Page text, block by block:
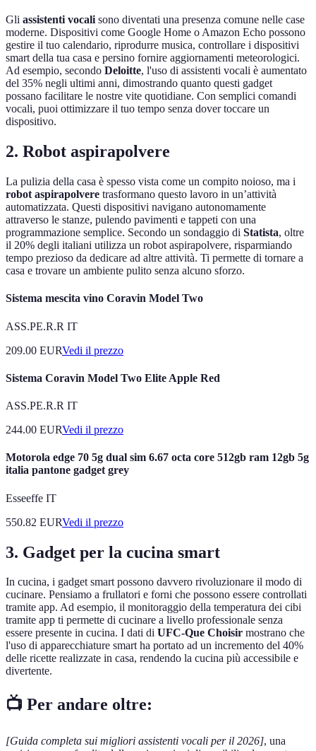
Gli assistenti vocali sono diventati una presenza comune nelle case
moderne. Dispositivi come Google Home o Amazon Echo possono
gestire il tuo calendario, riprodurre musica, controllare i dispositivi
smart della tua casa e persino fornire aggiornamenti meteorologici.
Ad esempio, secondo Deloitte, l'uso di assistenti vocali è aumentato
del 35% negli ultimi anni, dimostrando quanto questi gadget
possano facilitare le nostre vite quotidiane. Con semplici comandi
vocali, puoi ottimizzare il tuo tempo senza dover toccare un
dispositivo.
2. Robot aspirapolvere
La pulizia della casa è spesso vista come un compito noioso, ma i
robot aspirapolvere trasformano questo lavoro in un’attività
automatizzata. Questi dispositivi navigano autonomamente
attraverso le stanze, pulendo pavimenti e tappeti con una
programmazione semplice. Secondo un sondaggio di Statista, oltre
il 20% degli italiani utilizza un robot aspirapolvere, risparmiando
tempo prezioso da dedicare ad altre attività. Ti permette di tornare a
casa e trovare un ambiente pulito senza alcuno sforzo.
Sistema mescita vino Coravin Model Two
ASS.PE.R.R IT
209.00 EURVedi il prezzo
Sistema Coravin Model Two Elite Apple Red
ASS.PE.R.R IT
244.00 EURVedi il prezzo
Motorola edge 70 5g dual sim 6.67 octa core 512gb ram 12gb 5g
italia pantone gadget grey
Esseeffe IT
550.82 EURVedi il prezzo
3. Gadget per la cucina smart
In cucina, i gadget smart possono davvero rivoluzionare il modo di
cucinare. Pensiamo a frullatori e forni che possono essere controllati
tramite app. Ad esempio, il monitoraggio della temperatura dei cibi
tramite app ti permette di cucinare a livello professionale senza
essere presente in cucina. I dati di UFC-Que Choisir mostrano che
l'uso di apparecchiature smart ha portato ad un incremento del 40%
delle ricette realizzate in casa, rendendo la cucina più accessibile e
divertente.
📺 Per andare oltre:
[Guida completa sui migliori assistenti vocali per il 2026], una